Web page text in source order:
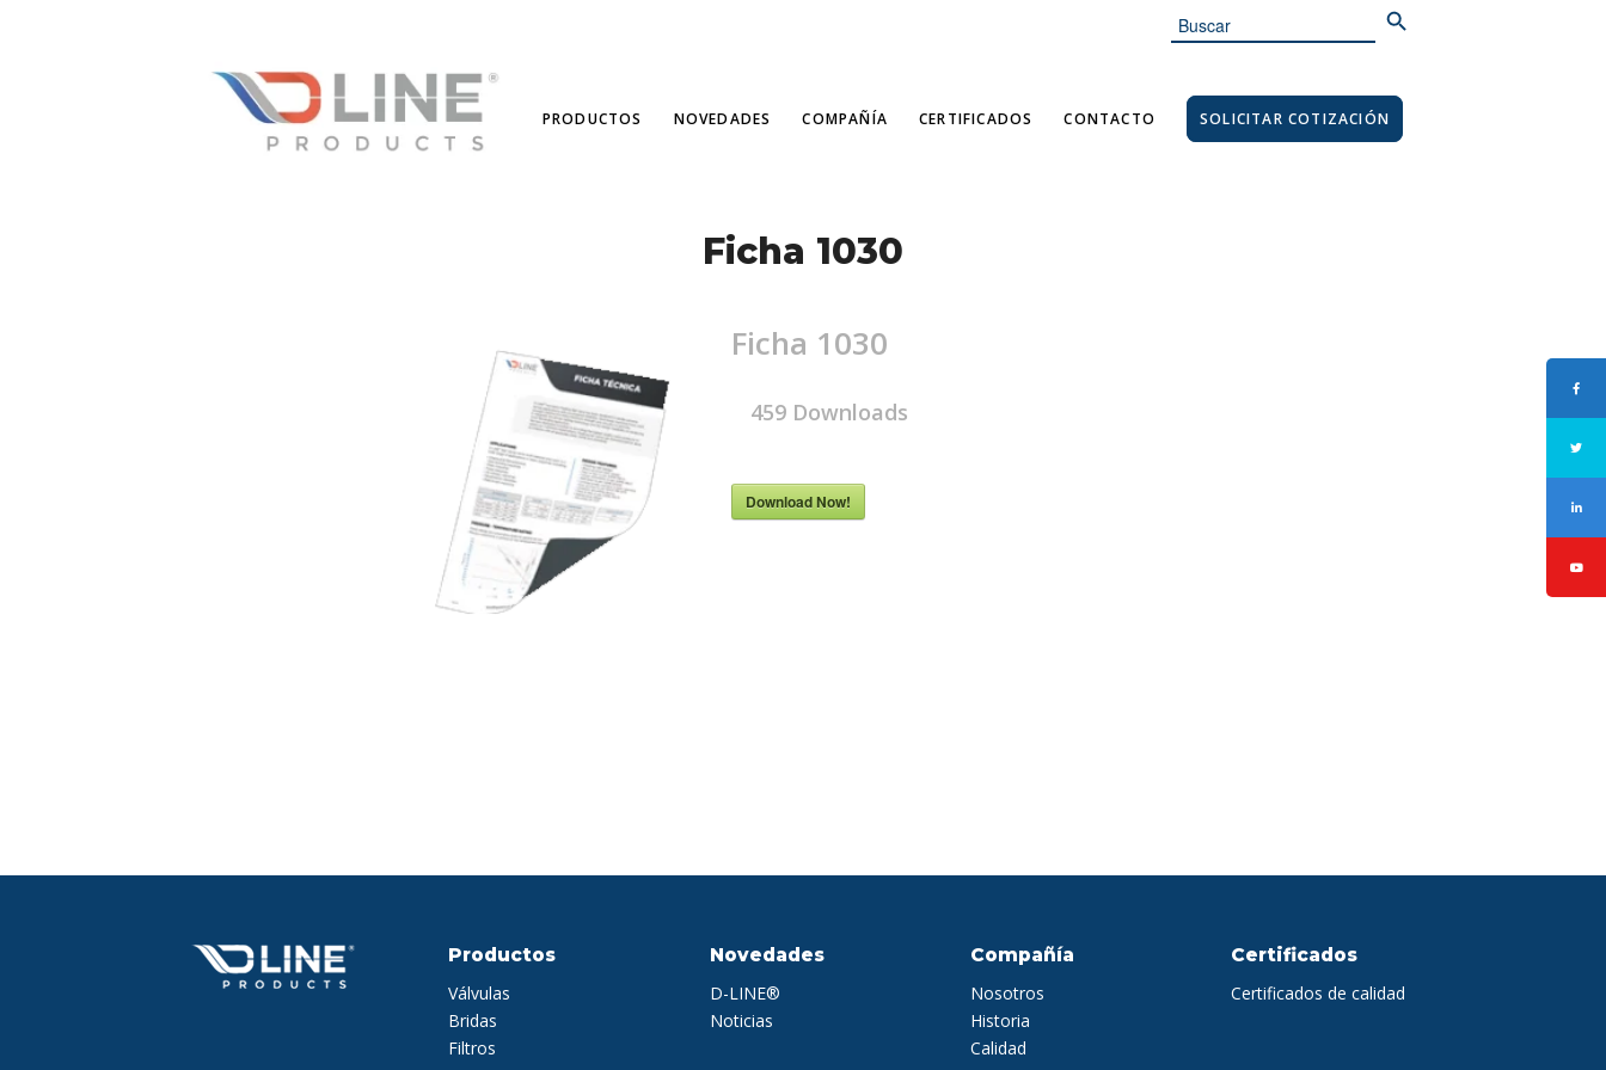
for:
PRODUCTOS NOVEDADES COMPAÑÍA CERTIFICADOS CONTACTO SOLICITAR COTIZACIÓN
Ficha 1030
Ficha 1030
459Downloads
Download Now!
Productos
Válvulas
Bridas
Filtros
Novedades
D-LINE®
Noticias
Compañía
Nosotros
Historia
Calidad
Certificados
Certificados de calidad